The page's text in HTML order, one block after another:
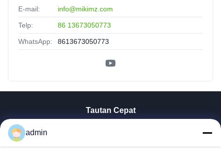
E-mail: info@mikimz.com
Telp: 86 13673050773
WhatsApp: 8613673050773
Tautan Cepat
admin